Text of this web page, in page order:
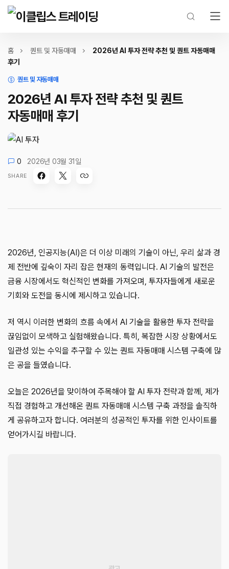
홈 퀀트 및 자동매매
2026년 AI 투자 전략 추천 및 퀀트 자동매매
후기
퀀트 및 자동매매
2026년 AI 투자 전략 추천 및 퀀트
자동매매 후기
0 2026년 03월 31일
SHARE
2026년, 인공지능(AI)은 더 이상 미래의 기술이 아닌, 우리 삶과 경
제 전반에 깊숙이 자리 잡은 현재의 동력입니다. AI 기술의 발전은
금융 시장에서도 혁신적인 변화를 가져오며, 투자자들에게 새로운
기회와 도전을 동시에 제시하고 있습니다.
저 역시 이러한 변화의 흐름 속에서 AI 기술을 활용한 투자 전략을
끊임없이 모색하고 실험해왔습니다. 특히, 복잡한 시장 상황에서도
일관성 있는 수익을 추구할 수 있는 퀀트 자동매매 시스템 구축에 많
은 공을 들였습니다.
오늘은 2026년을 맞이하여 주목해야 할 AI 투자 전략과 함께, 제가
직접 경험하고 개선해온 퀀트 자동매매 시스템 구축 과정을 솔직하
게 공유하고자 합니다. 여러분의 성공적인 투자를 위한 인사이트를
얻어가시길 바랍니다.